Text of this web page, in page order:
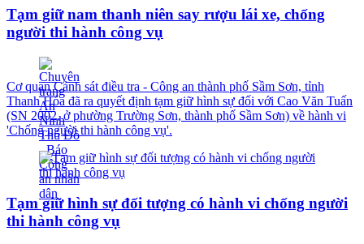
Tạm giữ nam thanh niên say rượu lái xe, chống
người thi hành công vụ
Cơ quan Cảnh sát điều tra - Công an thành phố Sầm Sơn, tỉnh
Thanh Hóa đã ra quyết định tạm giữ hình sự đối với Cao Văn Tuấn
(SN 2002, ở phường Trường Sơn, thành phố Sầm Sơn) về hành vi
'Chống người thi hành công vụ'.
Tạm giữ hình sự đối tượng có hành vi chống người
thi hành công vụ